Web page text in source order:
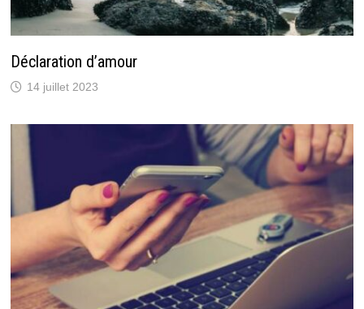
Déclaration d’amour
14 juillet 2023